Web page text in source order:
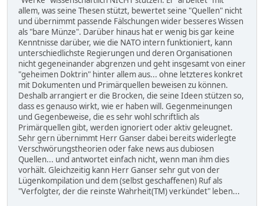
allem, was seine Thesen stützt, bewertet seine "Quellen" nicht
und übernimmt passende Fälschungen wider besseres Wissen
als "bare Münze". Darüber hinaus hat er wenig bis gar keine
Kenntnisse darüber, wie die NATO intern funktioniert, kann
unterschiedlichste Regierungen und deren Organisationen
nicht gegeneinander abgrenzen und geht insgesamt von einer
"geheimen Doktrin" hinter allem aus... ohne letzteres konkret
mit Dokumenten und Primärquellen beweisen zu können.
Deshalb arrangiert er die Brocken, die seine Ideen stützen so,
dass es genauso wirkt, wie er haben will. Gegenmeinungen
und Gegenbeweise, die es sehr wohl schriftlich als
Primärquellen gibt, werden ignoriert oder aktiv geleugnet.
Sehr gern übernimmt Herr Ganser dabei bereits widerlegte
Verschwörungstheorien oder fake news aus dubiosen
Quellen... und antwortet einfach nicht, wenn man ihm dies
vorhält. Gleichzeitig kann Herr Ganser sehr gut von der
Lügenkompilation und dem (selbst geschaffenen) Ruf als
"Verfolgter, der die reinste Wahrheit(TM) verkündet" leben...